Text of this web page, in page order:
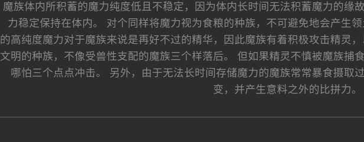
魔族体内所积蓄的魔力纯度低且不稳定，因为体内长时间无法积蓄魔力的缘
力稳定保持在体内。 对个同样将魔力视为食粮的种族，不可避免地会产生
的高纯度魔力对于魔族来说是再好不过的精华，因此魔族有着积极攻击精灵
文明的种族，不像受兽性支配的魔族三个样落后。 但如果精灵不慎被魔族捕
哪怕三个点点冲击。 另外，由于无法长时间存储魔力的魔族常常暴食摄取
变，并产生意料之外的比拼力